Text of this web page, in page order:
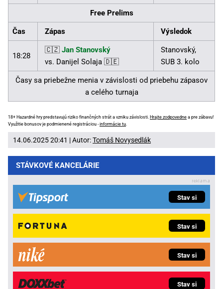
Free Prelims
Čas Zápas Výsledok
18:28
🇨🇿 Jan Stanovský
vs. Danijel Solaja 🇩🇪
Stanovský,
SUB 3. kolo
Časy sa priebežne menia v závislosti od priebehu zápasov
a celého turnaja
18+ Hazardné hry predstavujú riziko finančných strát a vzniku závislosti. Hrajte zodpovedne a pre zábavu!
Využitie bonusov je podmienené registráciou -informácie tu.
14.06.2025 20:41 | Autor:Tomáš Novysedlák
STÁVKOVÉ KANCELÁRIE
Stav si
Stav si
Stav si
Stav si